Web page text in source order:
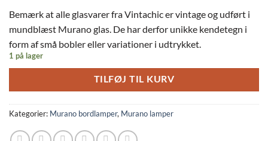
Bemærk at alle glasvarer fra Vintachic er vintage og udført i
mundblæst Murano glas. De har derfor unikke kendetegn i
form af små bobler eller variationer i udtrykket.
1 på lager
TILFØJ TIL KURV
Kategorier: Murano bordlamper, Murano lamper